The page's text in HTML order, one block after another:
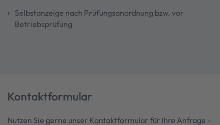
Selbstanzeige nach Prüfungsanordnung bzw. vor
Betriebsprüfung
Kontaktformular
Nutzen Sie gerne unser Kontaktformular für Ihre Anfrage –